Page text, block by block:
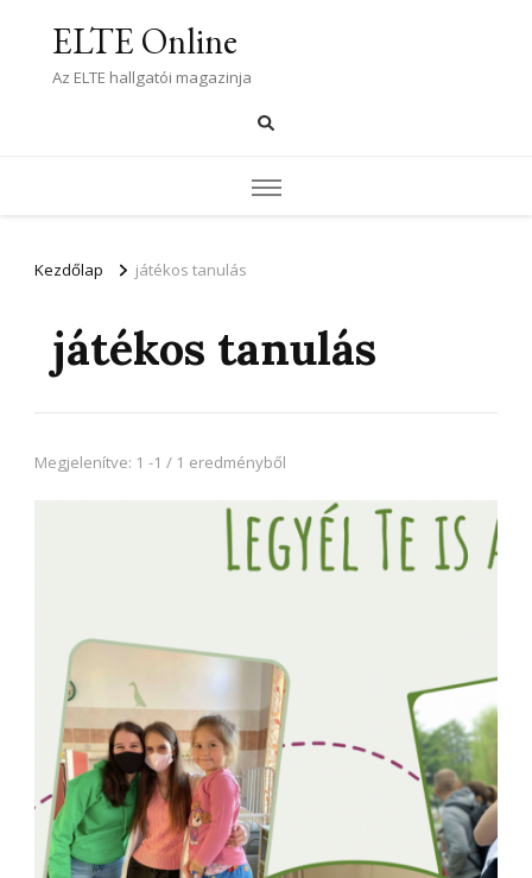
ELTE Online
Az ELTE hallgatói magazinja
Kezdőlap játékos tanulás
játékos tanulás
Megjelenítve: 1 -1 / 1 eredményből